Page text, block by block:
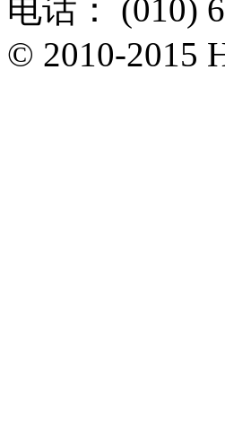
电话： (010)
© 2010-2015